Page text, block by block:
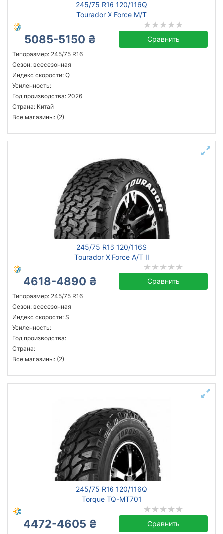
245/75 R16 120/116Q
Tourador X Force M/T
5085-5150 ₴ Сравнить
Типоразмер: 245/75 R16
Сезон: всесезонная
Индекс скорости: Q
Усиленность:
Год производства: 2026
Страна: Китай
Все магазины: (2)
245/75 R16 120/116S
Tourador X Force A/T II
4618-4890 ₴ Сравнить
Типоразмер: 245/75 R16
Сезон: всесезонная
Индекс скорости: S
Усиленность:
Год производства:
Страна:
Все магазины: (2)
245/75 R16 120/116Q
Torque TQ-MT701
4472-4605 ₴ Сравнить